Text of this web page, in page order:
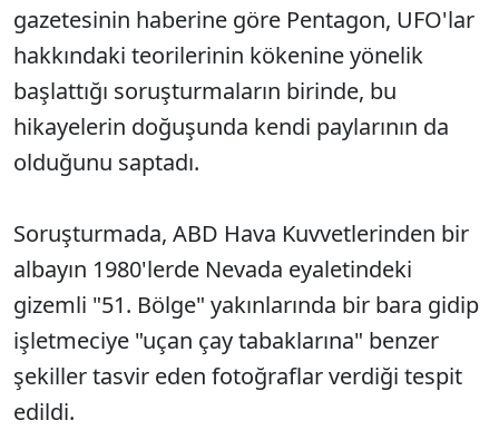
gazetesinin haberine göre Pentagon, UFO'lar
hakkındaki teorilerinin kökenine yönelik
başlattığı soruşturmaların birinde, bu
hikayelerin doğuşunda kendi paylarının da
olduğunu saptadı.
Soruşturmada, ABD Hava Kuvvetlerinden bir
albayın 1980'lerde Nevada eyaletindeki
gizemli "51. Bölge" yakınlarında bir bara gidip
işletmeciye "uçan çay tabaklarına" benzer
şekiller tasvir eden fotoğraflar verdiği tespit
edildi.